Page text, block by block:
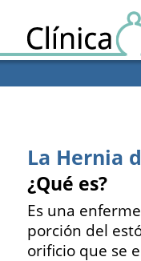
La Hernia
¿Qué es?
Es una
porción del
orificio que se